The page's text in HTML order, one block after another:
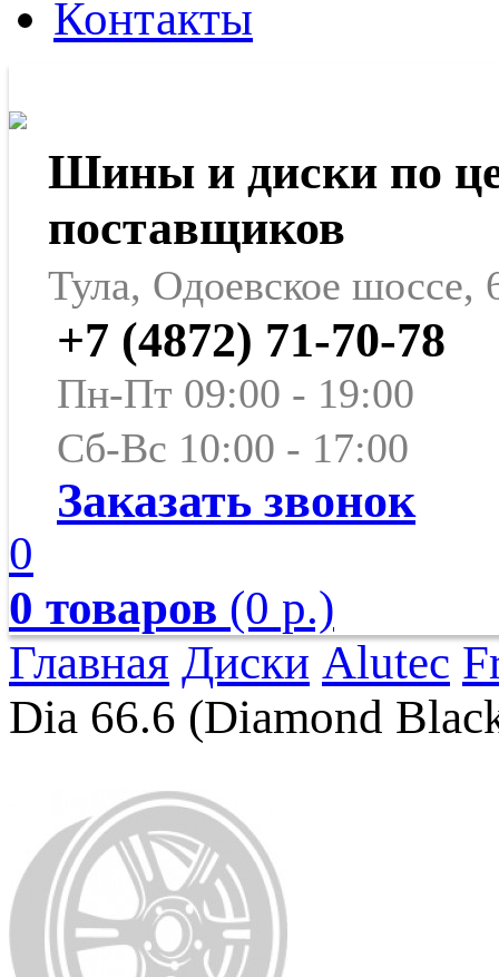
Контакты
Шины и диски по
поставщиков
Тула, Одоевское шоссе,
+7 (4872) 71-70-78
Пн-Пт 09:00 - 19:00
Сб-Вс 10:00 - 17:00
Заказать звонок
0
0 товаров (0 р.)
Главная Диски Alutec
Dia 66.6 (Diamond